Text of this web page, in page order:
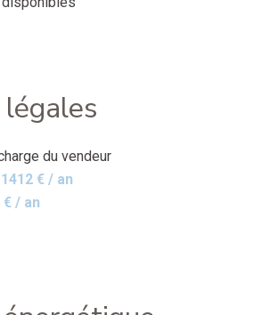
du vendeur
1412 € / an
€ / an